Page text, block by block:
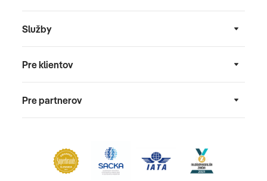
Služby
Pre klientov
Pre partnerov